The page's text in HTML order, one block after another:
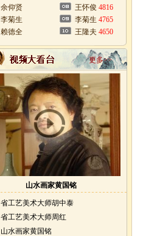
余仰贤
李菊生
赖德全
王怀俊 4816
李菊生 4765
王隆夫 4650
更多>>
山水画家黄国铭
省工艺美术大师胡中泰
省工艺美术大师周红
山水画家黄国铭